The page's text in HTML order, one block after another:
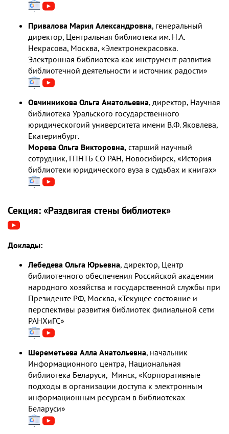
Привалова Мария Александровна, генеральный
директор, Центральная библиотека им. Н.А.
Некрасова, Москва, «Электронекрасовка.
Электронная библиотека как инструмент развития
библиотечной деятельности и источник радости»
Овчинникова Ольга Анатольевна, директор, Научная
библиотека Уральского государственного
юридическогоий университета имени В.Ф. Яковлева,
Екатеринбург.
Морева Ольга Викторовна, старший научный
сотрудник, ГПНТБ СО РАН, Новосибирск, «История
библиотеки юридического вуза в судьбах и книгах»
Секция: «Раздвигая стены библиотек»
Доклады:
Лебедева Ольга Юрьевна, директор, Центр
библиотечного обеспечения Российской академии
народного хозяйства и государственной службы при
Президенте РФ, Москва, «Текущее состояние и
перспективы развития библиотек филиальной сети
РАНХиГС»
Шереметьева Алла Анатольевна, начальник
Информационного центра, Национальная
библиотека Беларуси, Минск, «Корпоративные
подходы в организации доступа к электронным
информационным ресурсам в библиотеках
Беларуси»